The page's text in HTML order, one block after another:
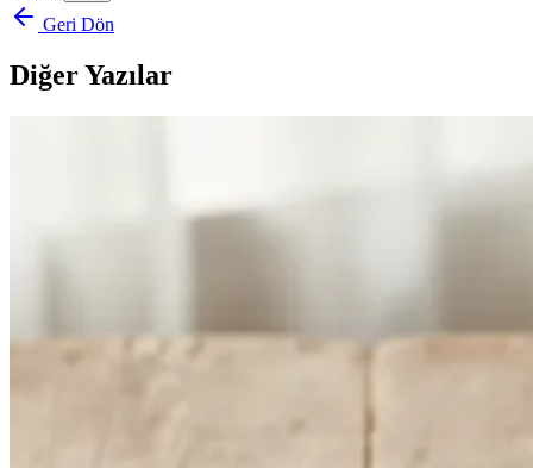
Geri Dön
Diğer Yazılar